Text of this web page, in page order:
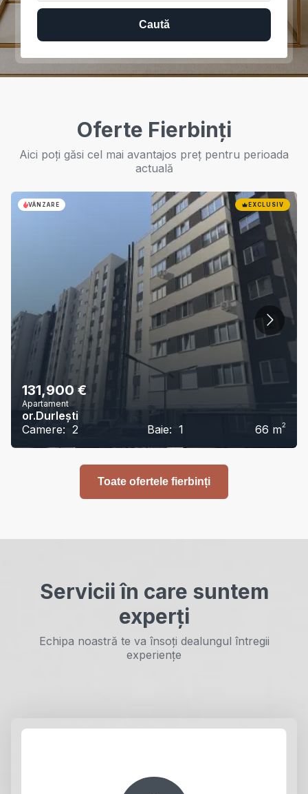
Caută
Oferte Fierbinți
Aici poți găsi cel mai avantajos preț pentru perioada
actuală
VÂNZARE EXCLUSIV
131,900€
Apartament
or.Durlești
Camere: 2 Baie: 1 66 m2
Toate ofertele fierbinți
Servicii în care suntem
experți
Echipa noastră te va însoți dealungul întregii
experiențe